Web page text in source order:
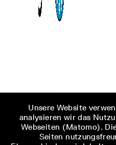
Unsere Website
analysieren wir das
Webseiten (Matomo).
Seiten